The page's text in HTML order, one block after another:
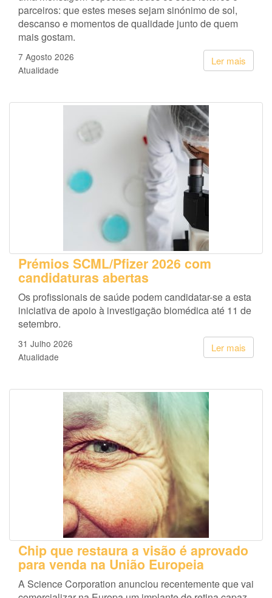
parceiros: que estes meses sejam sinónimo de sol,
descanso e momentos de qualidade junto de quem
mais gostam.
Ler mais
7 Agosto 2026
Atualidade
Prémios SCML/Pfizer 2026 com
candidaturas abertas
Os profissionais de saúde podem candidatar-se a esta
iniciativa de apoio à investigação biomédica até 11 de
setembro.
Ler mais
31 Julho 2026
Atualidade
Chip que restaura a visão é aprovado
para venda na União Europeia
A Science Corporation anunciou recentemente que vai